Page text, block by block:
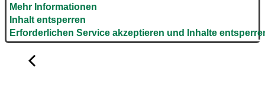
Mehr Informationen
Inhalt entsperren
Erforderlichen Service akzeptieren und Inhalte